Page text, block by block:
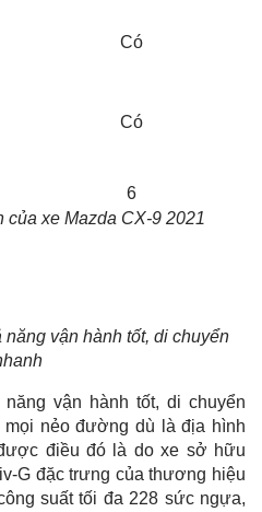
Có
Có
6
của xe Mazda CX-9 2021
vận hành tốt, di chuyển
vận hành tốt, di chuyển
mọi nẻo đường dù là địa hình
điều đó là do xe sở hữu
G đặc trưng của thương hiệu
suất tối đa 228 sức ngựa,